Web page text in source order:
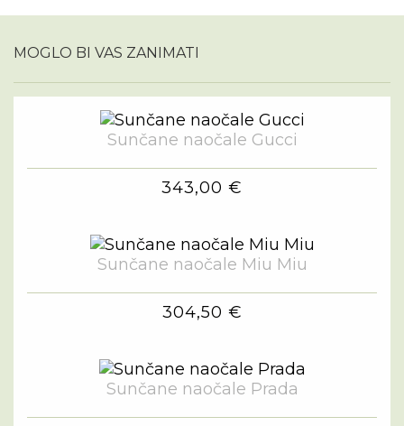
MOGLO BI VAS ZANIMATI
Sunčane naočale Gucci
343,00 €
Sunčane naočale Miu Miu
304,50 €
Sunčane naočale Prada